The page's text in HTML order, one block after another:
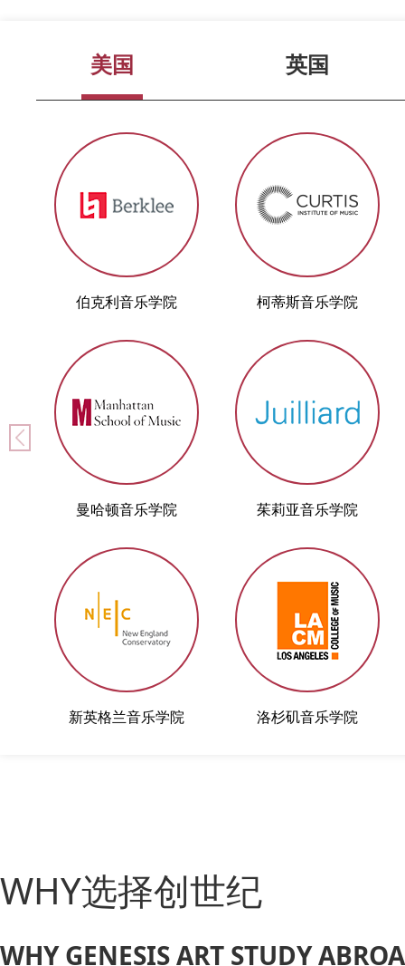
美国 英国
伯克利音乐学院 柯蒂斯音乐学院
曼哈顿音乐学院 茱莉亚音乐学院
新英格兰音乐学院 洛杉矶音乐学院
WHY选择创世纪
WHY GENESIS ART STUDY